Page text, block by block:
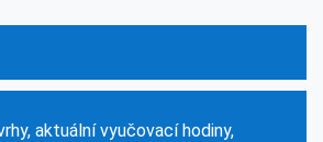
aktuální vyučovací hodiny,